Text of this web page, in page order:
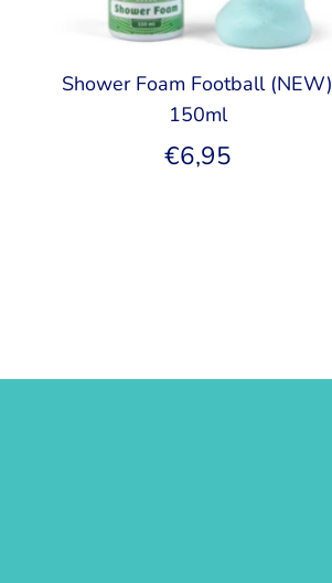
Shower Foam Football (NEW)
150ml
€6,95